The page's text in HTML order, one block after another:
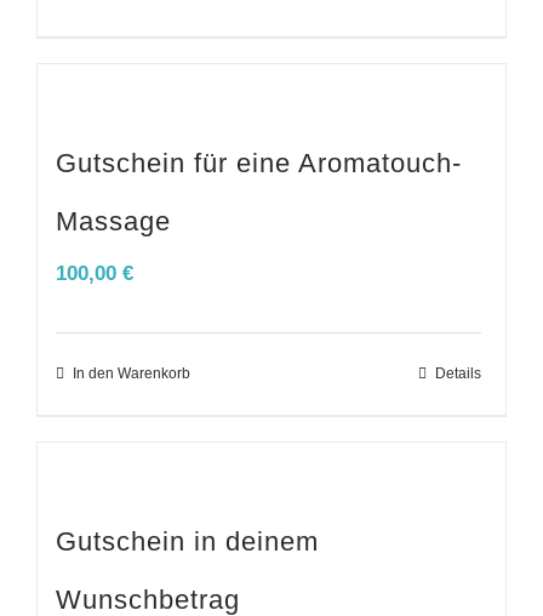
Gutschein für eine Aromatouch-
Massage
100,00 €
In den Warenkorb Details
Gutschein in deinem
Wunschbetrag